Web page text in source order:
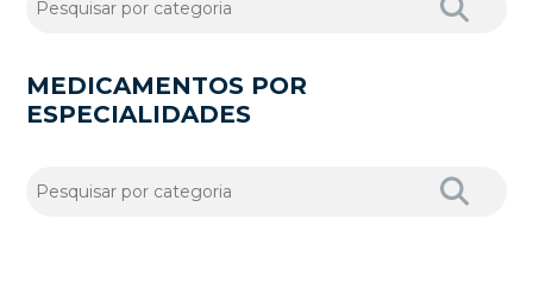
MEDICAMENTOS POR
ESPECIALIDADES